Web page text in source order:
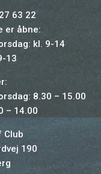
63 22
er åbne:
kl. 9-14
13
8.30 – 15.00
– 14.00
Club
190